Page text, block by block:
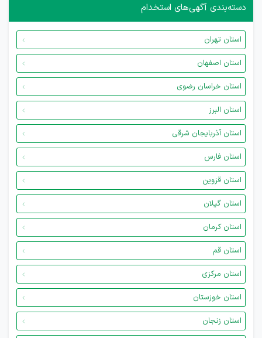
دسته‌بندی آگهی‌های استخدام
استان تهران
استان اصفهان
استان خراسان رضوی
استان البرز
استان آذربایجان شرقی
استان فارس
استان قزوین
استان گیلان
استان کرمان
استان قم
استان مرکزی
استان خوزستان
استان زنجان